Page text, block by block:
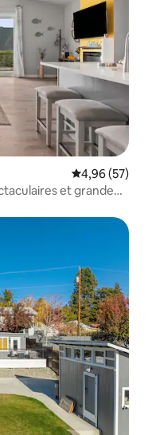
Évaluation
4,96 (57)
et grande